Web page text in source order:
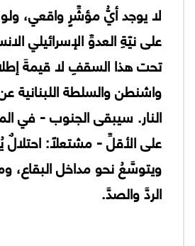
لا يوجد أيُّ مؤشِّرٍ واقعي،
على نيّةِ العدوِّ الإسرائيلي
تحت هذا السقفِ لا قيمةَ
واشنطن والسلطة
النار. سيبقى الجنوب - في
على الأقلِّ - مشتعلاً: احتلالٌ
ويتوسَّعُ نحو مداخل البقاع،
الردَّ والصدَّ.